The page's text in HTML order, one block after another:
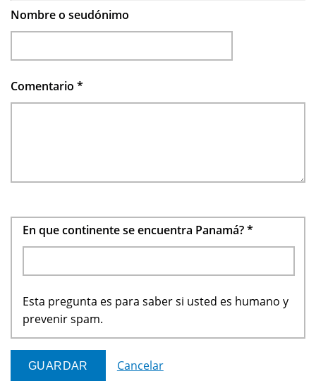
Nombre o seudónimo
Comentario *
En que continente se encuentra Panamá?*
Esta pregunta es para saber si usted es humano y
prevenir spam.
Cancelar